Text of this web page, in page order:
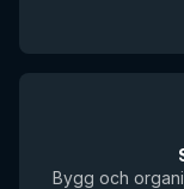
Bygg och